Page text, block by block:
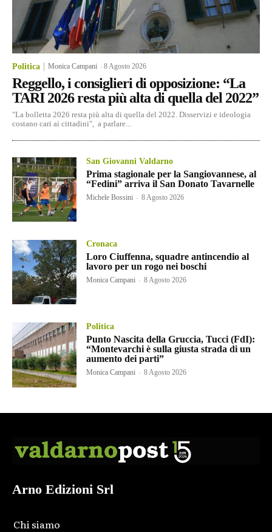
Politica Monica Campani -8 Agosto 2026
Reggello, i consiglieri di opposizione: “La
TARI 2026 resta più alta di quella del 2022”
"La bolletta 2026 resta più alta di quella del 2022. Disservizi e ideologia
costano cari ai cittadini", a parlare...
San Giovanni Valdarno
Prima stagionale per la Sangiovannese, al
“Fedini” arriva il San Donato Tavarnelle
Michele Bossini - 8 Agosto 2026
Cronaca
Loro Ciuffenna, squadre antincendio al
lavoro per un rogo nei boschi
Monica Campani - 8 Agosto 2026
Politica
Punto Nascita della Gruccia, Tucci (FdI):
“Montevarchi è sulla giusta strada di un
aumento dei parti”
Monica Campani - 8 Agosto 2026
Arno Edizioni Srl
Chi siamo